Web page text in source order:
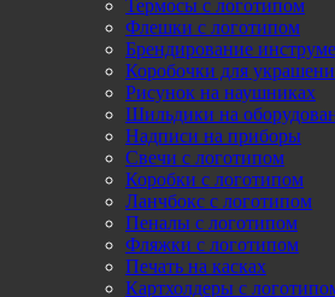
Термосы с логотипом
Флешки с логотипом
Брендирование
Коробочки для
Рисунок на наушниках
Шильдики на
Надписи на приборы
Свечи с логотипом
Коробки с логотипом
Ланчбокс с логотипом
Пеналы с логотипом
Фляжки с логотипом
Печать на касках
Картхолдеры с